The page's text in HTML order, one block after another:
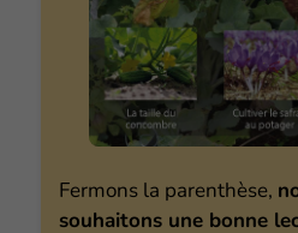
Fermons la parenthèse,
souhaitons une bonne